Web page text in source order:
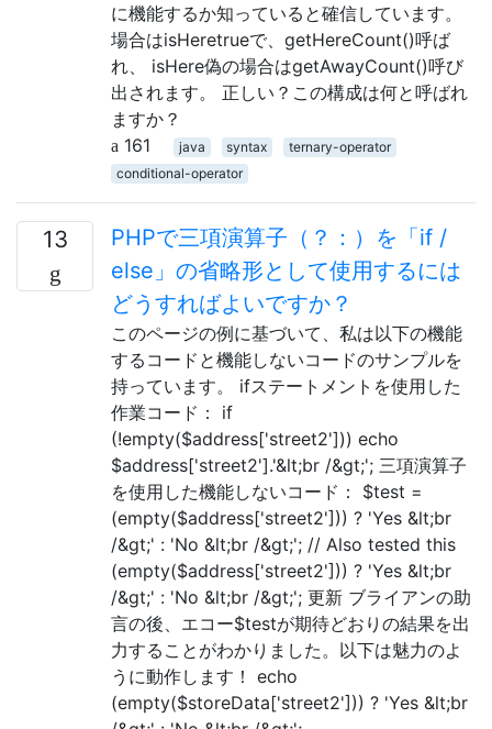
に機能するか知っていると確信しています。
場合はisHeretrueで、getHereCount()呼ば
れ、 isHere偽の場合はgetAwayCount()呼び
出されます。 正しい？この構成は何と呼ばれ
ますか？
161
java syntax
ternary-operator
conditional-operator
13
PHPで三項演算子（？：）を「if /
else」の省略形として使用するには
どうすればよいですか？
このページの例に基づいて、私は以下の機能
するコードと機能しないコードのサンプルを
持っています。 ifステートメントを使用した
作業コード： if
(!empty($address['street2'])) echo
$address['street2'].'&lt;br /&gt;'; 三項演算子
を使用した機能しないコード： $test =
(empty($address['street2'])) ? 'Yes &lt;br
/&gt;' : 'No &lt;br /&gt;'; // Also tested this
(empty($address['street2'])) ? 'Yes &lt;br
/&gt;' : 'No &lt;br /&gt;'; 更新 ブライアンの助
言の後、エコー$testが期待どおりの結果を出
力することがわかりました。以下は魅力のよ
うに動作します！ echo
(empty($storeData['street2'])) ? 'Yes &lt;br